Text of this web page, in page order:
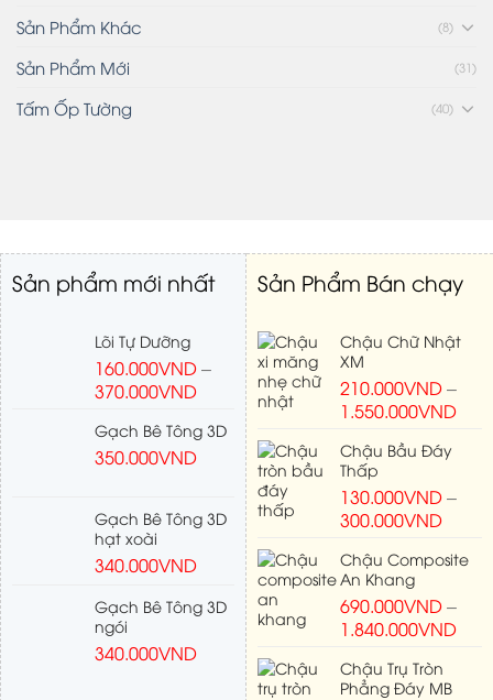
Sản Phẩm Khác (8)
Sản Phẩm Mới (31)
Tấm Ốp Tường (40)
Sản phẩm mới nhất
Lõi Tự Dưỡng
160.000VND–
370.000VND
Gạch Bê Tông 3D
350.000VND
Gạch Bê Tông 3D
hạt xoài
340.000VND
Gạch Bê Tông 3D
ngói
340.000VND
Sản Phẩm Bán chạy
Chậu Chữ Nhật
XM
210.000VND–
1.550.000VND
Chậu Bầu Đáy
Thấp
130.000VND–
300.000VND
Chậu Composite
An Khang
690.000VND–
1.840.000VND
Chậu Trụ Tròn
Phẳng Đáy MB